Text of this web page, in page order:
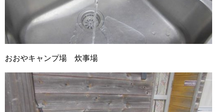
おおやキャンプ場 炊事場